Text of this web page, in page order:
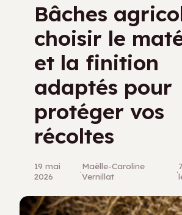
Bâches
choisir le
et la finition
adaptés pour
protéger vos
récoltes
19 mai
2026
·Maëlle-Caroline
Vernillat
·